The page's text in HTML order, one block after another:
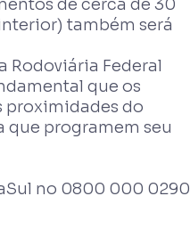
de cerca de 30
também será
Rodoviária Federal
que os
proximidades do
que programem seu
no 0800 000 0290